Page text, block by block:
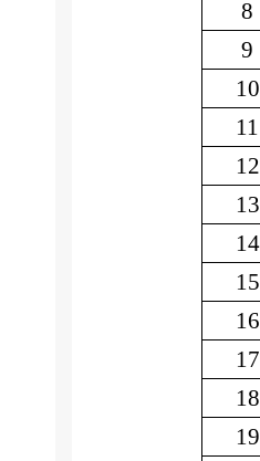
8
9
10
11
12
13
14
15
16
17
18
19